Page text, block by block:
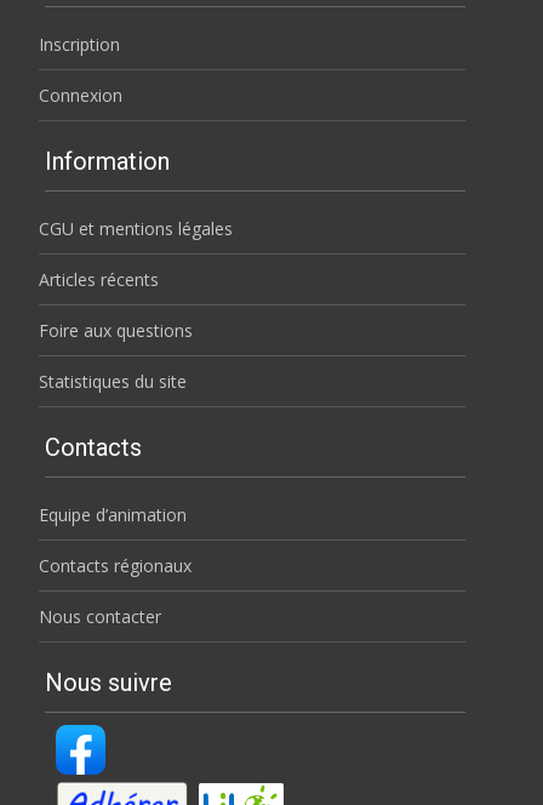
Inscription
Connexion
Information
CGU et mentions légales
Articles récents
Foire aux questions
Statistiques du site
Contacts
Equipe d’animation
Contacts régionaux
Nous contacter
Nous suivre